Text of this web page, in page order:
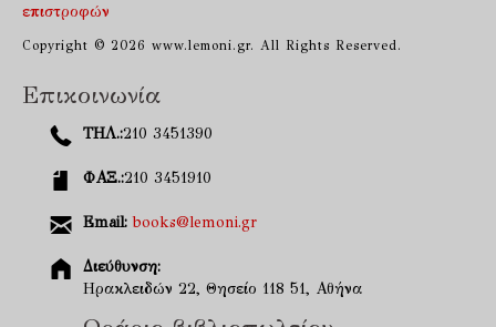
επιστροφών
Copyright © 2026 www.lemoni.gr. All Rights Reserved.
Επικοινωνία
ΤΗΛ.:210 3451390
ΦΑΞ.:210 3451910
Email: books@lemoni.gr
Διεύθυνση:
Ηρακλειδών 22, Θησείο 118 51, Αθήνα